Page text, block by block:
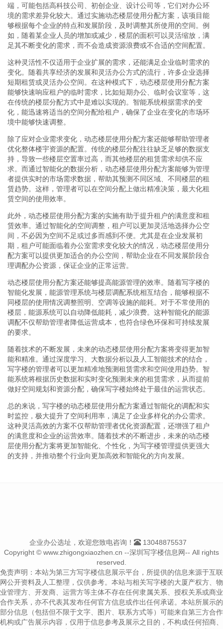
端，可能包括高科技公司、初创企业、设计公司等，它们对办公环
境的需求差异化较大。通过实施动态楼层使用分配方案，该项目能
够根据每个企业的特点和发展阶段，及时调整其所使用的空间。例
如，随着某企业人员的增加或减少，楼层的面积可以灵活缩放，满
足其不断变化的需求，而不会造成资源浪费或不合适的空间配置。
这种灵活性不仅适用于企业扩展的需求，还能满足企业临时需求的
变化。随着共享经济的发展和灵活办公方式的流行，许多企业选择
短期租赁或灵活办公空间。在这种模式下，动态楼层使用分配方案
能够快速响应租户的临时需求，比如短期办公、临时会议室等，这
在传统的楼层分配方式中是难以实现的。智能系统根据需求的变
化，能迅速将适当的空间分配给租户，确保了企业在变化的市场环
境中能够快速调整。
除了应对企业需求变化，动态楼层使用分配方案还能够帮助管理者
优化整体楼宇资源的配置。传统的楼层分配往往缺乏足够的数据支
持，导致一些楼层空置率过高，而其他楼层的租赁需求却供不应
求。而通过智能化的数据分析，动态楼层使用分配方案能够为管理
者提供实时的市场需求数据，帮助其预测不同区域、不同楼层的租
赁趋势。这样，管理者可以在空间分配上做出精准决策，最大化租
赁空间的使用效率。
此外，动态楼层使用分配方案的实施有助于提升租户的满意度和租
赁效率。通过智能化的空间调整，租户可以更加灵活地选择办公空
间，不必因为空间不足或过多而感到不便。尤其是在企业发展初
期，租户可能面临着办公室需求变化较大的情况，动态楼层使用分
配方案可以提供更加适合的办公空间，帮助企业在不同发展阶段合
理调配办公资源，保证企业的正常运营。
动态楼层使用分配方案还能够提高能源管理的效率。随着写字楼的
智能化发展，能源管理系统与楼层调配系统相互结合，能够根据不
同楼层的使用情况调整照明、空调等设施的能耗。对于不常使用的
楼层，能源系统可以自动降低能耗，减少浪费。这种智能化的能源
调配不仅帮助管理者降低运营成本，也符合绿色环保和可持续发展
的要求。
随着技术的不断发展，未来的动态楼层使用分配方案将变得更加智
能和精准。通过深度学习、大数据分析以及人工智能技术的结合，
写字楼的管理者可以更加精准地预测租赁需求和空间使用趋势。智
能系统将根据历史数据和实时变化预测未来的租赁需求，从而提前
做好空间规划和资源分配，确保写字楼始终处于最佳的运营状态。
总的来说，写字楼的动态楼层使用分配方案通过智能化的调配和实
时监控，极大提升了空间利用率，满足了企业多样化的办公需求。
这种灵活高效的方案不仅帮助管理者优化资源配置，还增强了租户
的满意度和企业的运营效率。随着技术的不断进步，未来的动态楼
层使用分配方案将更加智能化、个性化，为写字楼管理提供更强大
的支持，并推动整个行业向更加高效和智能化的方向发展。
企业办公选址，欢迎您致电咨询！
13048875537
Copyright © www.zhigongxiaozhen.cn --深圳写字楼信息网-- All rights
reserved.
免责声明：本站为第三方写字楼信息展示平台，所提供的信息来源于互联
网公开资料及人工整理，仅供参考。本站与相关写字楼的大厦产权方、物
业管理方、开发商、运营方等主体不存在任何隶属关系、授权关系或商业
合作关系，亦不代表其发布任何官方信息或作出任何承诺。本站所展示的
部分信息（包括但不限于文字、图片、联系方式等）可能来自第三方合作
机构或广告展示内容，仅用于信息参考及展示之目的，不构成任何招商、